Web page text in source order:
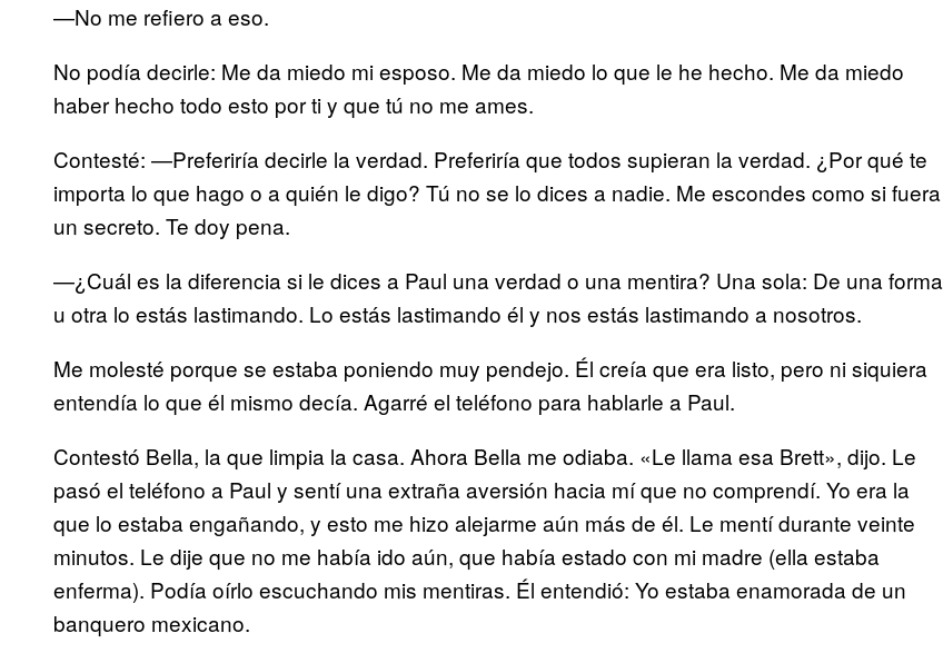
—No me refiero a eso.
No podía decirle: Me da miedo mi esposo. Me da miedo lo que le he hecho. Me da miedo
haber hecho todo esto por ti y que tú no me ames.
Contesté: —Preferiría decirle la verdad. Preferiría que todos supieran la verdad. ¿Por qué te
importa lo que hago o a quién le digo? Tú no se lo dices a nadie. Me escondes como si fuera
un secreto. Te doy pena.
—¿Cuál es la diferencia si le dices a Paul una verdad o una mentira? Una sola: De una forma
u otra lo estás lastimando. Lo estás lastimando él y nos estás lastimando a nosotros.
Me molesté porque se estaba poniendo muy pendejo. Él creía que era listo, pero ni siquiera
entendía lo que él mismo decía. Agarré el teléfono para hablarle a Paul.
Contestó Bella, la que limpia la casa. Ahora Bella me odiaba. «Le llama esa Brett», dijo. Le
pasó el teléfono a Paul y sentí una extraña aversión hacia mí que no comprendí. Yo era la
que lo estaba engañando, y esto me hizo alejarme aún más de él. Le mentí durante veinte
minutos. Le dije que no me había ido aún, que había estado con mi madre (ella estaba
enferma). Podía oírlo escuchando mis mentiras. Él entendió: Yo estaba enamorada de un
banquero mexicano.